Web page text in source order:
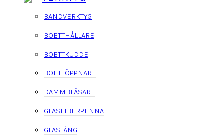
BANDVERKTYG
BOETTHÅLLARE
BOETTKUDDE
BOETTÖPPNARE
DAMMBLÅSARE
GLASFIBERPENNA
GLASTÅNG